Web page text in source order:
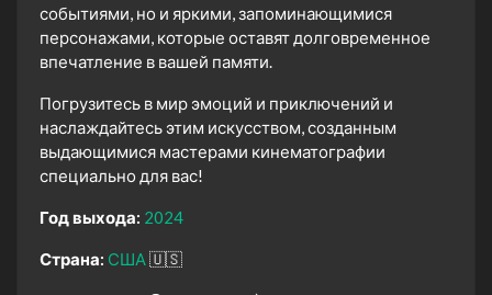
событиями, но и яркими, запоминающимися
персонажами, которые оставят долговременное
впечатление в вашей памяти.
Погрузитесь в мир эмоций и приключений и
наслаждайтесь этим искусством, созданным
выдающимися мастерами кинематографии
специально для вас!
Год выхода: 2024
Страна: США🇺🇸